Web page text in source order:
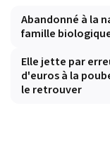
Abandonné à la
famille
Elle jette par
d'euros à la
le retrouver